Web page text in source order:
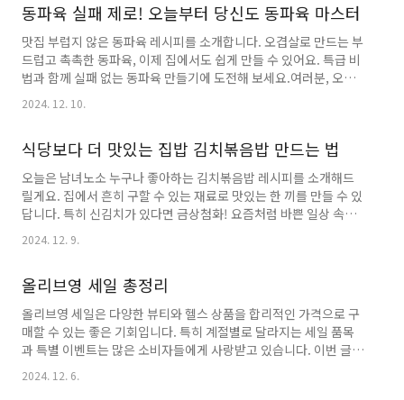
부 반모애호박 1/3개양파 1/2개대파 1대청양고추 2개감자 1개표
고버섯 2개양념 재료 재료 양 용도 재래식 된장2큰술기본 맛쌈장1
큰술감칠맛다진 마늘1큰술풍미고춧가루1큰술매운맛참치액1큰술
감칠맛된장찌개 끓이는 순서 🔥재료 손질하기야채는 먹기 좋은 크
기로 썰어주세요. 특히 감자는 너무 작게 썰면 금방 퍼지니 적당..
동파육 실패 제로! 오늘부터 당신도 동파육 마스터
맛집 부럽지 않은 동파육 레시피를 소개합니다. 오겹살로 만드는 부
드럽고 촉촉한 동파육, 이제 집에서도 쉽게 만들 수 있어요. 특급 비
법과 함께 실패 없는 동파육 만들기에 도전해 보세요.여러분, 오늘
은 특별한 레시피를 들고 왔어요! 중화요리의 꽃이라고 불리는 동파
육 만들기예요. 맛집에서만 먹을 수 있다고 생각했던 동파육, 이제
요, 이 레시피대로만 따라 하시면 실패 걱정 없이 부드럽고 맛있는
동파육을 만드실 수 있어요. 특히 오늘 소개해드릴 방법은 제가 수
차례 시도해 보면서 완성한 가장 간단하면서도 맛있는 버전이랍니
다. 함께 따라 해볼까요? 🥘동파육 레시피 완벽 가이드 🥘재료 소개
주재료: 오겹살 1kg, 청경채 300g, 대파 1대소스재료:..
2024. 12. 10.
식당보다 더 맛있는 집밥 김치볶음밥 만드는 법
오늘은 남녀노소 누구나 좋아하는 김치볶음밥 레시피를 소개해드
릴게요. 집에서 흔히 구할 수 있는 재료로 맛있는 한 끼를 만들 수 있
답니다. 특히 신김치가 있다면 금상첨화! 요즘처럼 바쁜 일상 속에
서 간단하면서도 든든한 한 그릇이 필요할 때, 이 레시피만 있으면
실패 없이 맛있는 김치볶음밥을 만들 수 있어요.기본 재료 준비하기
30~35g계란 1개양념 재료진간장 0.5큰술고춧가루 0.5큰술황설탕
0.3큰술참기름 0.5큰술통깨 적당량황금 레시피 순서 🔥재료 손질
김치는 속을 털어내고 먹기 좋은 크기로 잘라주세요. 대파는 송송
썰고, 햄은 정사각형 모양으로 썰어주세요.볶음 과정프라이팬에 식
용유를 두르고 대파를 볶아 향을 내주세요.햄을 넣고 ..
2024. 12. 9.
올리브영 세일 총정리
올리브영 세일은 다양한 뷰티와 헬스 상품을 합리적인 가격으로 구
매할 수 있는 좋은 기회입니다. 특히 계절별로 달라지는 세일 품목
과 특별 이벤트는 많은 소비자들에게 사랑받고 있습니다. 이번 글에
서는 올리브영 세일의 특징과 혜택, 추천 상품을 통해 스마트한 쇼
핑 방법을 알아보겠습니다.올리브영 세일의 특징올리브영 세일은
2024. 12. 6.